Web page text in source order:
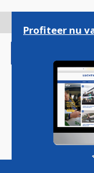
gaan
Magazine
Profiteer nu